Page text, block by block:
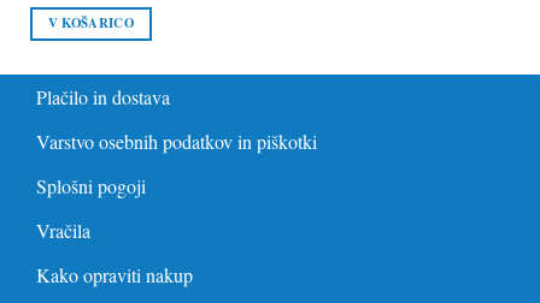
V KOŠARICO
Plačilo in dostava
Varstvo osebnih podatkov in piškotki
Splošni pogoji
Vračila
Kako opraviti nakup